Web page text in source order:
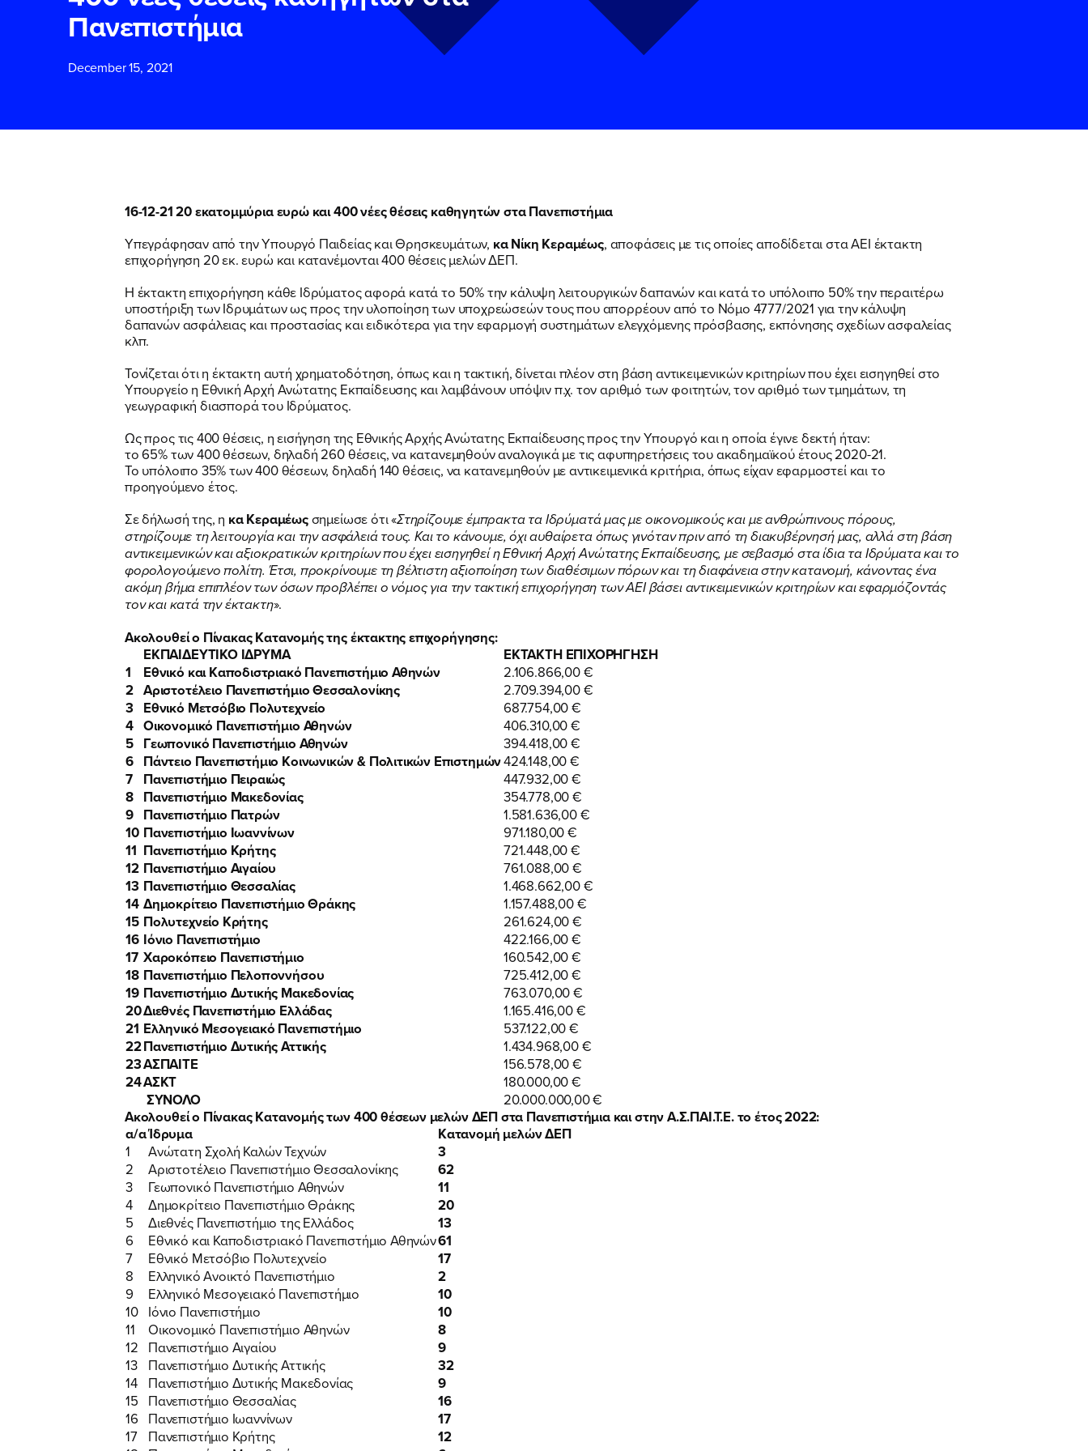
ΠΟΙΑ ΕΙΜΑΙ
ΕΡΓΟ
ΕΚΔΗΛΩΣΕΙΣ
ΕΛΑ ΚΙ ΕΣΥ
FB IN TW YT LN VB TIKTOK
Πανεπιστήμια
December 15, 2021
16-12-21 20 εκατομμύρια ευρώ και 400 νέες θέσεις καθηγητών στα Πανεπιστήμια
Υπεγράφησαν από την Υπουργό Παιδείας και Θρησκευμάτων, κα Νίκη Κεραμέως, αποφάσεις με τις οποίες αποδίδεται στα ΑΕΙ έκτακτη
επιχορήγηση 20 εκ. ευρώ και κατανέμονται 400 θέσεις μελών ΔΕΠ.
Η έκτακτη επιχορήγηση κάθε Ιδρύματος αφορά κατά το 50% την κάλυψη λειτουργικών δαπανών και κατά το υπόλοιπο 50% την περαιτέρω
υποστήριξη των Ιδρυμάτων ως προς την υλοποίηση των υποχρεώσεών τους που απορρέουν από το Νόμο 4777/2021 για την κάλυψη
δαπανών ασφάλειας και προστασίας και ειδικότερα για την εφαρμογή συστημάτων ελεγχόμενης πρόσβασης, εκπόνησης σχεδίων ασφαλείας
κλπ.
Τονίζεται ότι η έκτακτη αυτή χρηματοδότηση, όπως και η τακτική, δίνεται πλέον στη βάση αντικειμενικών κριτηρίων που έχει εισηγηθεί στο
Υπουργείο η Εθνική Αρχή Ανώτατης Εκπαίδευσης και λαμβάνουν υπόψιν π.χ. τον αριθμό των φοιτητών, τον αριθμό των τμημάτων, τη
γεωγραφική διασπορά του Ιδρύματος.
Ως προς τις 400 θέσεις, η εισήγηση της Εθνικής Αρχής Ανώτατης Εκπαίδευσης προς την Υπουργό και η οποία έγινε δεκτή ήταν:
το 65% των 400 θέσεων, δηλαδή 260 θέσεις, να κατανεμηθούν αναλογικά με τις αφυπηρετήσεις του ακαδημαϊκού έτους 2020-21.
Το υπόλοιπο 35% των 400 θέσεων, δηλαδή 140 θέσεις, να κατανεμηθούν με αντικειμενικά κριτήρια, όπως είχαν εφαρμοστεί και το
προηγούμενο έτος.
Σε δήλωσή της, η κα Κεραμέωςσημείωσε ότι «Στηρίζουμε έμπρακτα τα Ιδρύματά μας με οικονομικούς και με ανθρώπινους πόρους,
στηρίζουμε τη λειτουργία και την ασφάλειά τους. Και το κάνουμε, όχι αυθαίρετα όπως γινόταν πριν από τη διακυβέρνησή μας, αλλά στη βάση
αντικειμενικών και αξιοκρατικών κριτηρίων που έχει εισηγηθεί η Εθνική Αρχή Ανώτατης Εκπαίδευσης, με σεβασμό στα ίδια τα Ιδρύματα και το
φορολογούμενο πολίτη. Έτσι, προκρίνουμε τη βέλτιστη αξιοποίηση των διαθέσιμων πόρων και τη διαφάνεια στην κατανομή, κάνοντας ένα
ακόμη βήμα επιπλέον των όσων προβλέπει ο νόμος για την τακτική επιχορήγηση των ΑΕΙ βάσει αντικειμενικών κριτηρίων και εφαρμόζοντάς
τον και κατά την έκτακτη».
Ακολουθεί ο Πίνακας Κατανομής της έκτακτης επιχορήγησης:
ΕΚΠΑΙΔΕΥΤΙΚΟ ΙΔΡΥΜΑ
ΕΚΤΑΚΤΗ ΕΠΙΧΟΡΗΓΗΣΗ
1
Εθνικό και Καποδιστριακό Πανεπιστήμιο Αθηνών 2.106.866,00 €
2 Αριστοτέλειο Πανεπιστήμιο Θεσσαλονίκης 2.709.394,00 €
3 Εθνικό Μετσόβιο Πολυτεχνείο 687.754,00 €
4 Οικονομικό Πανεπιστήμιο Αθηνών 406.310,00 €
5 Γεωπονικό Πανεπιστήμιο Αθηνών 394.418,00 €
6 Πάντειο Πανεπιστήμιο Κοινωνικών & Πολιτικών Επιστημών424.148,00 €
7 Πανεπιστήμιο Πειραιώς 447.932,00 €
8 Πανεπιστήμιο Μακεδονίας 354.778,00 €
9 Πανεπιστήμιο Πατρών 1.581.636,00 €
10 Πανεπιστήμιο Ιωαννίνων 971.180,00 €
11 Πανεπιστήμιο Κρήτης 721.448,00 €
12 Πανεπιστήμιο Αιγαίου 761.088,00 €
13 Πανεπιστήμιο Θεσσαλίας 1.468.662,00 €
14 Δημοκρίτειο Πανεπιστήμιο Θράκης 1.157.488,00 €
15 Πολυτεχνείο Κρήτης 261.624,00 €
16 Ιόνιο Πανεπιστήμιο 422.166,00 €
17 Χαροκόπειο Πανεπιστήμιο 160.542,00 €
18 Πανεπιστήμιο Πελοποννήσου 725.412,00 €
19 Πανεπιστήμιο Δυτικής Μακεδονίας 763.070,00 €
20Διεθνές Πανεπιστήμιο Ελλάδας 1.165.416,00 €
21 Ελληνικό Μεσογειακό Πανεπιστήμιο 537.122,00 €
22Πανεπιστήμιο Δυτικής Αττικής 1.434.968,00 €
23ΑΣΠΑΙΤΕ 156.578,00 €
24ΑΣΚΤ 180.000,00 €
ΣΥΝΟΛΟ 20.000.000,00 €
Ακολουθεί ο Πίνακας Κατανομής των 400 θέσεων μελών ΔΕΠ στα Πανεπιστήμια και στην Α.Σ.ΠΑΙ.Τ.Ε. το έτος 2022:
α/αΊδρυμα Κατανομή μελών ΔΕΠ
1 Ανώτατη Σχολή Καλών Τεχνών 3
2 Αριστοτέλειο Πανεπιστήμιο Θεσσαλονίκης 62
3 Γεωπονικό Πανεπιστήμιο Αθηνών 11
4 Δημοκρίτειο Πανεπιστήμιο Θράκης 20
5 Διεθνές Πανεπιστήμιο της Ελλάδος 13
6 Εθνικό και Καποδιστριακό Πανεπιστήμιο Αθηνών61
7 Εθνικό Μετσόβιο Πολυτεχνείο 17
8 Ελληνικό Ανοικτό Πανεπιστήμιο 2
9 Ελληνικό Μεσογειακό Πανεπιστήμιο 10
10 Ιόνιο Πανεπιστήμιο 10
11 Οικονομικό Πανεπιστήμιο Αθηνών 8
12 Πανεπιστήμιο Αιγαίου 9
13 Πανεπιστήμιο Δυτικής Αττικής 32
14 Πανεπιστήμιο Δυτικής Μακεδονίας 9
15 Πανεπιστήμιο Θεσσαλίας 16
16 Πανεπιστήμιο Ιωαννίνων 17
17 Πανεπιστήμιο Κρήτης 12
Αποδέχομαι τηνΠολιτική Προστασίας Προσωπικών Δεδομένωνκαι τους τουςΌρους Χρήσηςτου
δικτυακού τόπου του Πολιτικού Γραφείου της Βουλευτού Νίκης Κεραμέως
ΥΠΟΒΟΛΗ
Αποδέχομαι τηνΠολιτική Προστασίας Προσωπικών Δεδομένωνκαι τους τουςΌρους Χρήσηςτου
δικτυακού τόπου του Πολιτικού Γραφείου της Βουλευτού Νίκης Κεραμέως
ΥΠΟΒΟΛΗ